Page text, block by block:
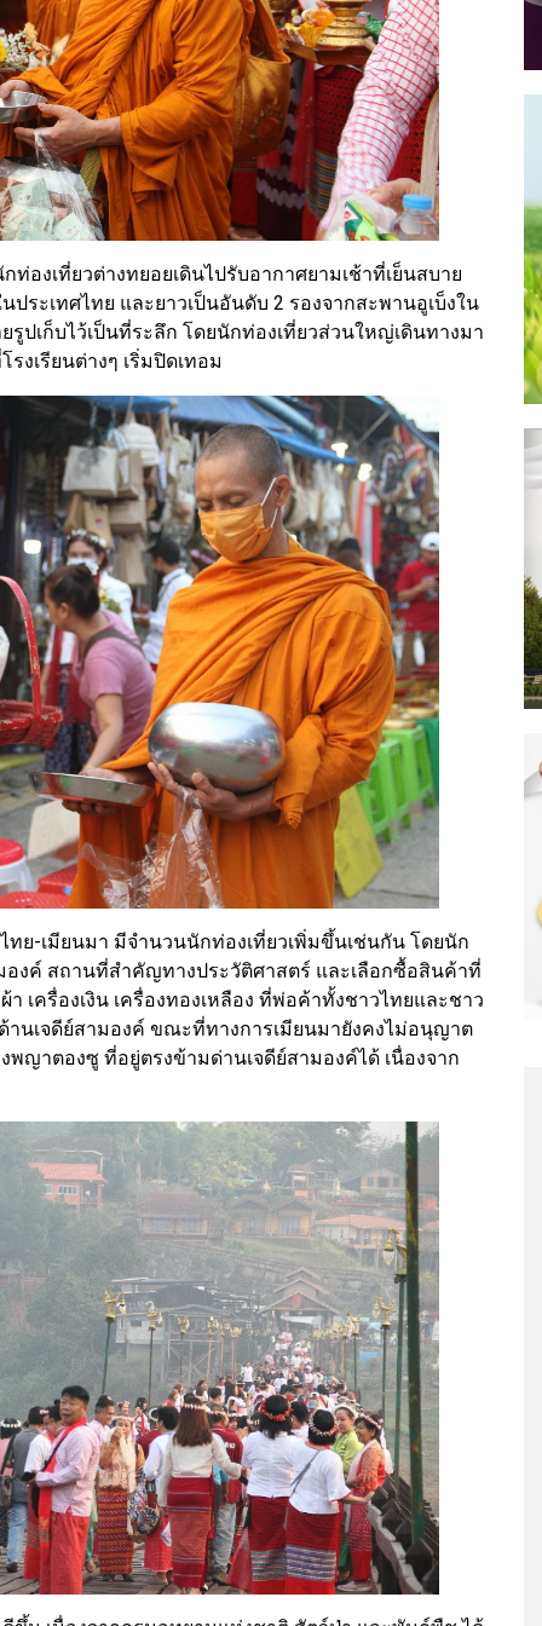
องเที่ยวต่างทยอยเดินไปรับอากาศยามเช้าที่เย็นสบาย
ะเทศไทย และยาวเป็นอันดับ 2 รองจากสะพานอูเบ็งใน
ปเก็บไว้เป็นที่ระลึก โดยนักท่องเที่ยวส่วนใหญ่เดินทางมา
งเรียนต่างๆ เริ่มปิดเทอม
ทย-เมียนมา มีจำนวนนักท่องเที่ยวเพิ่มขึ้นเช่นกัน โดยนัก
องค์ สถานที่สำคัญทางประวัติศาสตร์ และเลือกซื้อสินค้าที่
เครื่องเงิน เครื่องทองเหลือง ที่พ่อค้าทั้งชาวไทยและชาว
นเจดีย์สามองค์ ขณะที่ทางการเมียนมายังคงไม่อนุญาต
ญาตองซู ที่อยู่ตรงข้ามด่านเจดีย์สามองค์ได้ เนื่องจาก